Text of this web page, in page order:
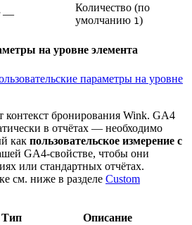
—
Количество (по
умолчанию 1 )
на уровне элемента
параметры на уровне
контекст бронирования Wink. GA4
в отчётах — необходимо
как пользовательское измерение с
GA4-свойстве, чтобы они
или стандартных отчётах.
см. ниже в разделе Custom
Тип Описание